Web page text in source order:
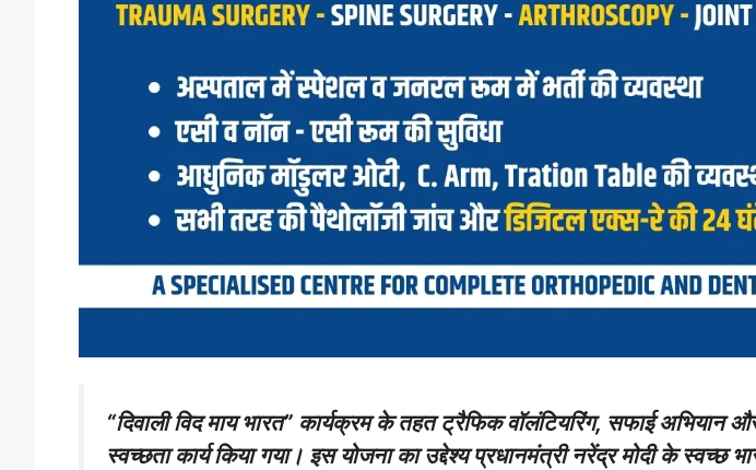
“दिवाली विद माय भारत” कार्यक्रम के तहत ट्रैफिक वॉलंटियरिंग, सफाई अभियान
स्वच्छता कार्य किया गया। इस योजना का उद्देश्य प्रधानमंत्री नरेंद्र मोदी के स्वच्छ